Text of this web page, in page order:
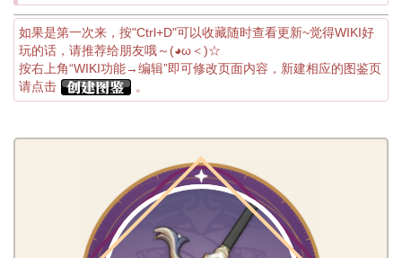
如果是第一次来，按"Ctrl+D"可以收藏随时查看更新~觉得WIKI好
玩的话，请推荐给朋友哦～(◕ω＜)☆
按右上角“WIKI功能→编辑”即可修改页面内容，新建相应的图鉴页
请点击
。